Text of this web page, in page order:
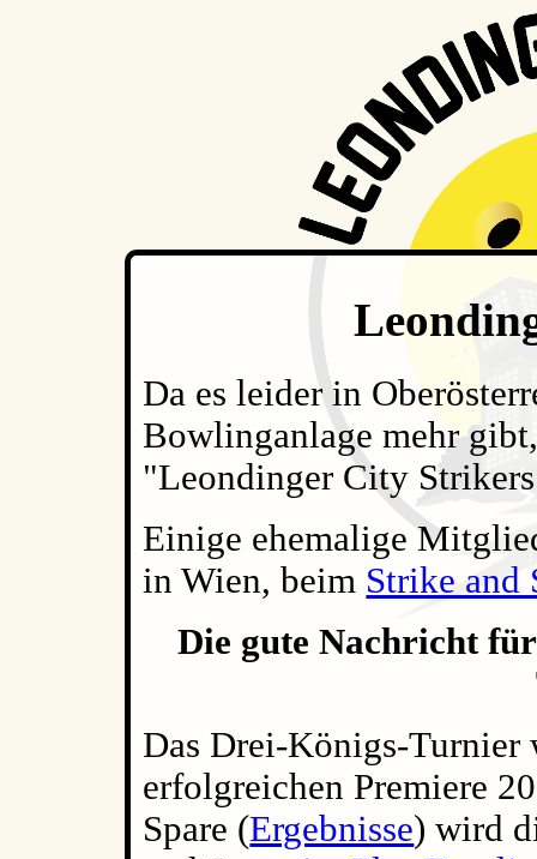
Da es leider in
Bowlinganlage mehr
"Leondinger City
Einige ehemalige
in Wien, beim Strike and
Die gute Nachricht
Das Drei-Königs-Turnier
erfolgreichen Premiere
Spare (Ergebnisse) wird